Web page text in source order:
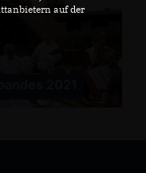
auf der